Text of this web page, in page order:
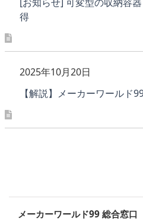
得
【解説】メーカーワールド
2025年10月20日
メーカーワールド99 総合窓口